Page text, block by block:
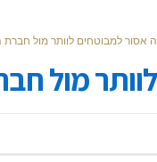
אסור למבוטחים לוותר מול חברת
מול